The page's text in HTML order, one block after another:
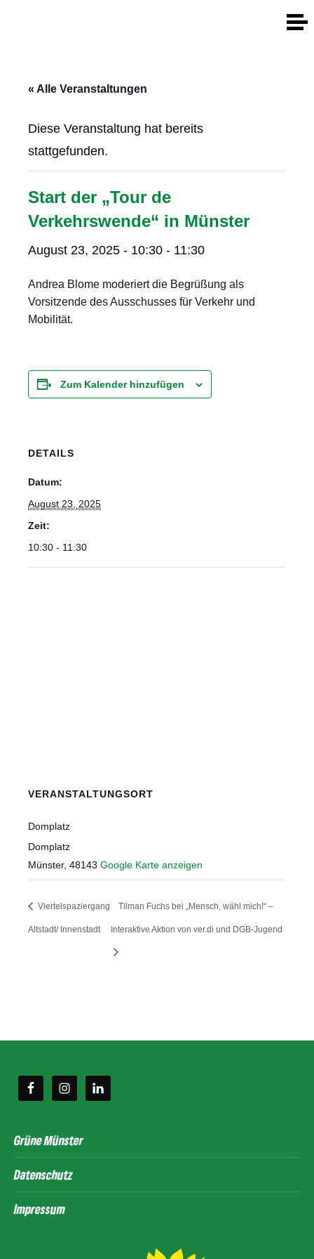
« Alle Veranstaltungen
Diese Veranstaltung hat bereits
stattgefunden.
Start der „Tour de
Verkehrswende“ in Münster
August 23, 2025 - 10:30 - 11:30
Andrea Blome moderiert die Begrüßung als
Vorsitzende des Ausschusses für Verkehr und
Mobilität.
Zum Kalender hinzufügen
DETAILS
Datum:
August 23, 2025
Zeit:
10:30 - 11:30
VERANSTALTUNGSORT
Domplatz
Domplatz
Münster, 48143 Google Karte anzeigen
Viertelspaziergang
Altstadt/ Innenstadt
Tilman Fuchs bei „Mensch, wähl mich!“ –
Interaktive Aktion von ver.di und DGB-Jugend
Grüne Münster
Datenschutz
Impressum